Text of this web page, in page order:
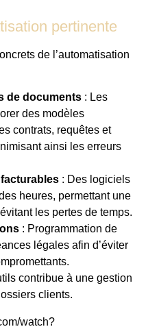
pertinente
de l’automatisation
de documents : Les
des modèles
contrats, requêtes et
ainsi les erreurs
: Des logiciels
heures, permettant une
les pertes de temps.
: Programmation de
légales afin d’éviter
contribue à une gestion
clients.
watch?